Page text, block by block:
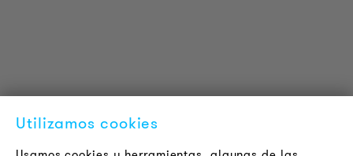
Jobs
Boletín
Utilizamos cookies